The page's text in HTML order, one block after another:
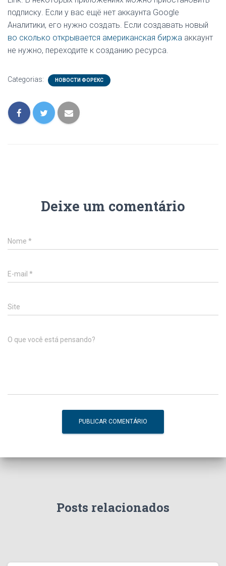
подписку. Если у вас ещё нет аккаунта Google
Аналитики, его нужно создать. Если создавать новый
во сколько открывается американская биржа аккаунт
не нужно, переходите к созданию ресурса.
Categorias: НОВОСТИ ФОРЕКС
Deixe um comentário
Nome *
E-mail *
Site
O que você está pensando?
Posts relacionados